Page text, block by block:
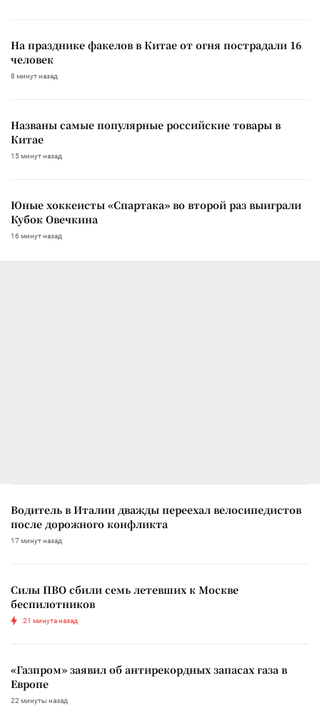
На празднике факелов в Китае от огня пострадали 16
человек
8 минут назад
Названы самые популярные российские товары в
Китае
15 минут назад
Юные хоккеисты «Спартака» во второй раз выиграли
Кубок Овечкина
16 минут назад
Водитель в Италии дважды переехал велосипедистов
после дорожного конфликта
17 минут назад
Силы ПВО сбили семь летевших к Москве
беспилотников
21 минута назад
«Газпром» заявил об антирекордных запасах газа в
Европе
22 минуты назад